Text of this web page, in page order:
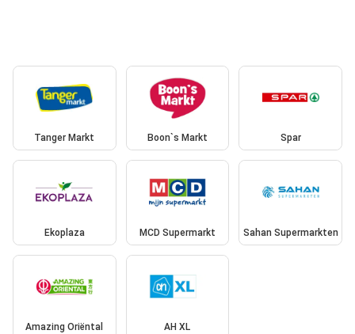
Tanger Markt Boon`s Markt Spar
Ekoplaza MCD Supermarkt Sahan Supermarkten
Amazing Oriëntal AH XL